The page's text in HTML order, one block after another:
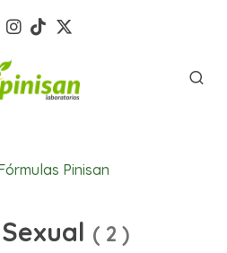
Pinisan
( 2 )